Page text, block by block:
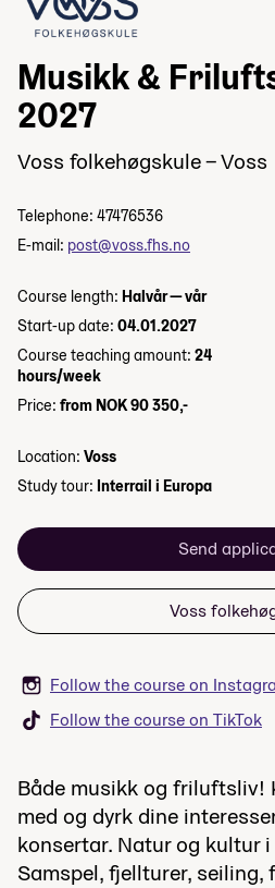
Musikk &
2027
Voss folkehøgskule – Voss
Telephone: 47476536
E-mail: post@voss.fhs.no
Course length: Halvår — vår
Start-up date: 04.01.2027
Course teaching amount: 24
hours/week
Price: from NOK 90 350,-
Location: Voss
Study tour: Interrail i Europa
Send
Voss
Follow the course on
Follow the course on TikTok
Både musikk og friluftsliv!
med og dyrk dine
konsertar. Natur og kultur
Samspel, fjellturer, seiling,